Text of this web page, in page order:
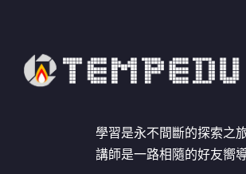
學習是永不間斷的探索之
講師是一路相隨的好友嚮